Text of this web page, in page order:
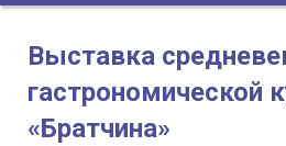
Выставка
гастрономической
«Братчина»